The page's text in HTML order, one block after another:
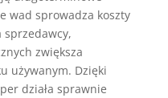
wad sprowadza koszty
zwiększa
używanym. Dzięki
działa sprawnie